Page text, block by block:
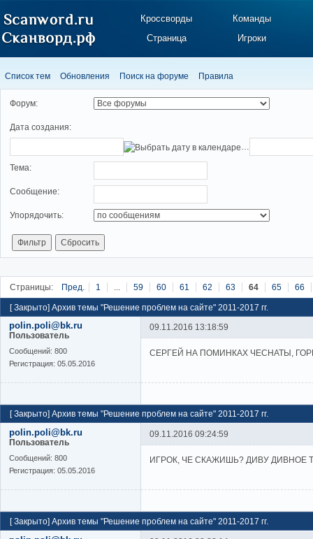
Кроссворды
Команды
Страница
Игроки
Список тем Обновления Поиск на форуме Правила
Форум:
Дата создания:
…
Тема:
Cooбщение:
Упорядочить:
Страницы: Пред. 1 ... 59 60 61 62 63 64 65 66
[Закрыто] Архив темы "Решение проблем на сайте" 2011-2017 гг.
polin.poli@bk.ru
Пользователь
Cообщений: 800
Регистрация: 05.05.2016
09.11.2016 13:18:59
СЕРГЕЙ НА ПОМИНКАХ ЧЕСНАТЫ,
[Закрыто] Архив темы "Решение проблем на сайте" 2011-2017 гг.
polin.poli@bk.ru
Пользователь
Cообщений: 800
Регистрация: 05.05.2016
09.11.2016 09:24:59
ИГРОК, ЧЕ СКАЖИШЬ? ДИВУ ДИВНОЕ
[Закрыто] Архив темы "Решение проблем на сайте" 2011-2017 гг.